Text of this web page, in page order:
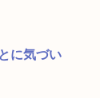
に気づい